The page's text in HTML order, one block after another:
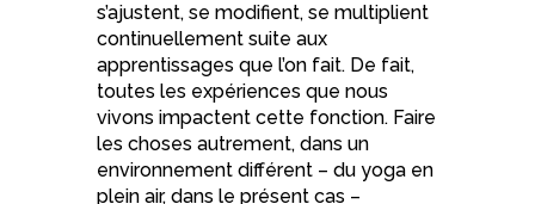
s’ajustent, se modifient, se multiplient
continuellement suite aux
apprentissages que l’on fait. De fait,
toutes les expériences que nous
vivons impactent cette fonction. Faire
les choses autrement, dans un
environnement différent – du yoga en
plein air, dans le présent cas –